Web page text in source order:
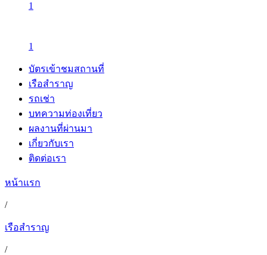
1
1
บัตรเข้าชมสถานที่
เรือสำราญ
รถเช่า
บทความท่องเที่ยว
ผลงานที่ผ่านมา
เกี่ยวกับเรา
ติดต่อเรา
หน้าแรก
/
เรือสำราญ
/